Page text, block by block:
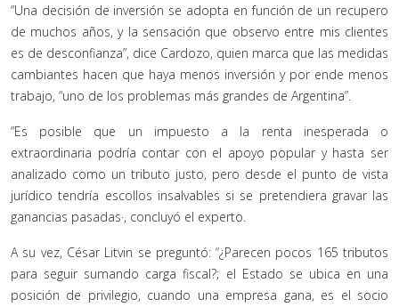
“Una decisión de inversión se adopta en función de un recupero
de muchos años, y la sensación que observo entre mis clientes
es de desconfianza”, dice Cardozo, quien marca que las medidas
cambiantes hacen que haya menos inversión y por ende menos
trabajo, “uno de los problemas más grandes de Argentina”.
“Es posible que un impuesto a la renta inesperada o
extraordinaria podría contar con el apoyo popular y hasta ser
analizado como un tributo justo, pero desde el punto de vista
jurídico tendría escollos insalvables si se pretendiera gravar las
ganancias pasadas·, concluyó el experto.
A su vez, César Litvin se preguntó: “¿Parecen pocos 165 tributos
para seguir sumando carga fiscal?; el Estado se ubica en una
posición de privilegio, cuando una empresa gana, es el socio